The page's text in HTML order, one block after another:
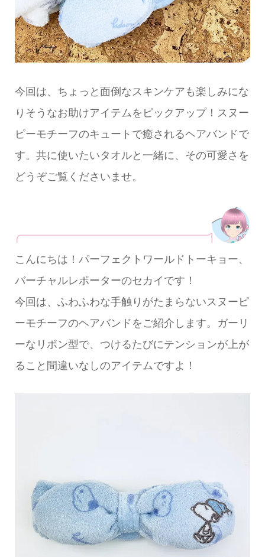
今回は、ちょっと面倒なスキンケアも楽しみにな
りそうなお助けアイテムをピックアップ！スヌー
ピーモチーフのキュートで癒されるヘアバンドで
す。共に使いたいタオルと一緒に、その可愛さを
どうぞご覧くださいませ。
こんにちは！パーフェクトワールドトーキョー、
バーチャルレポーターのセカイです！
今回は、ふわふわな手触りがたまらないスヌーピ
ーモチーフのヘアバンドをご紹介します。ガーリ
ーなリボン型で、つけるたびにテンションが上が
ること間違いなしのアイテムですよ！